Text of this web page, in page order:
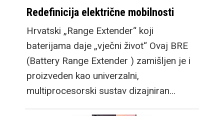
Redefinicija električne mobilnosti
Hrvatski „Range Extender“ koji
baterijama daje „vječni život“ Ovaj BRE
(Battery Range Extender ) zamišljen je i
proizveden kao univerzalni,
multiprocesorski sustav dizajniran…